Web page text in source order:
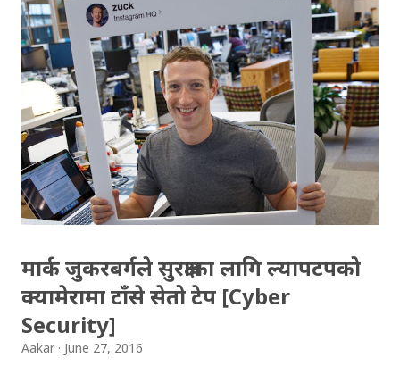
गरिराख्नु नपर्ने हुँदा खरिद गर्न सजिलो हुन्छ। तर सजिलोका साथसाथै
सुरक्षित खरिदका केहि कुरामा ध्यान पुर्‍याइएन भने उल्टो नोक्सानी पनि
हुन सक्छ। इन्टरनेटको माध्यमबाट खरिद गर्दा तपाइको कम्प्युटर,
मोबाइल अथवा ट्याब्लेट सुरक्षित हुनु जरुरी छ। दशैँ, तिहार जस्ता
चाडहरूमा, बढी खरिद बिक्रि हुने बेलामा अझ धेरै चनाखो हुनु जरुरी
हुन्छ। यस्तो बेलामा विभिन्न किसिमका फटाहा, ठगहरु तथा इन्टरनेट
अपराधीहरुको गतिबिधि अरु बेला भन्दा अलि बढी नै हुने गर्छ। निकै
आकर्षक लाग्ने र अलि बढी नै छुट दिन्छौ भन्ने लोभ लाग्द...
मार्क जुकरबर्गले सुरक्षाका लागि ल्यापटपको
क्यामेरामा टाँसे सेतो टेप [Cyber
Security]
Aakar June 27, 2016